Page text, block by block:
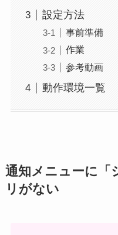
設定方法
事前準備
作業
参考動画
動作環境一覧
通知メニューに「
リがない